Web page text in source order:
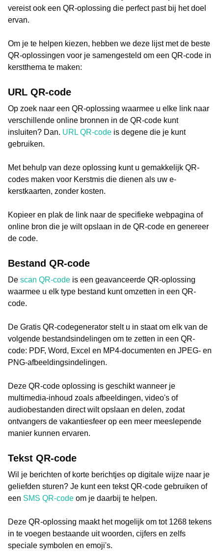
vereist ook een QR-oplossing die perfect past bij het doel
ervan.
Om je te helpen kiezen, hebben we deze lijst met de beste
QR-oplossingen voor je samengesteld om een QR-code in
kerstthema te maken:
URL QR-code
Op zoek naar een QR-oplossing waarmee u elke link naar
verschillende online bronnen in de QR-code kunt
insluiten? Dan. URL QR-code is degene die je kunt
gebruiken.
Met behulp van deze oplossing kunt u gemakkelijk QR-
codes maken voor Kerstmis die dienen als uw e-
kerstkaarten, zonder kosten.
Kopieer en plak de link naar de specifieke webpagina of
online bron die je wilt opslaan in de QR-code en genereer
de code.
Bestand QR-code
De scan QR-code is een geavanceerde QR-oplossing
waarmee u elk type bestand kunt omzetten in een QR-
code.
De Gratis QR-codegenerator stelt u in staat om elk van de
volgende bestandsindelingen om te zetten in een QR-
code: PDF, Word, Excel en MP4-documenten en JPEG- en
PNG-afbeeldingsindelingen.
Deze QR-code oplossing is geschikt wanneer je
multimedia-inhoud zoals afbeeldingen, video's of
audiobestanden direct wilt opslaan en delen, zodat
ontvangers de vakantiesfeer op een meer meeslepende
manier kunnen ervaren.
Tekst QR-code
Wil je berichten of korte berichtjes op digitale wijze naar je
geliefden sturen? Je kunt een tekst QR-code gebruiken of
een SMS QR-code om je daarbij te helpen.
Deze QR-oplossing maakt het mogelijk om tot 1268 tekens
in te voegen bestaande uit woorden, cijfers en zelfs
speciale symbolen en emoji's.